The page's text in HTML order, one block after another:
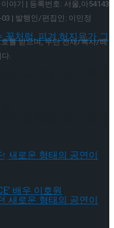
꽃처럼, 피겨 허지
’
야기 | 등록번호: 서울,아54143
| 발행인/편집인: 이민정
를 받으며, 무단 전재/복사/배
.